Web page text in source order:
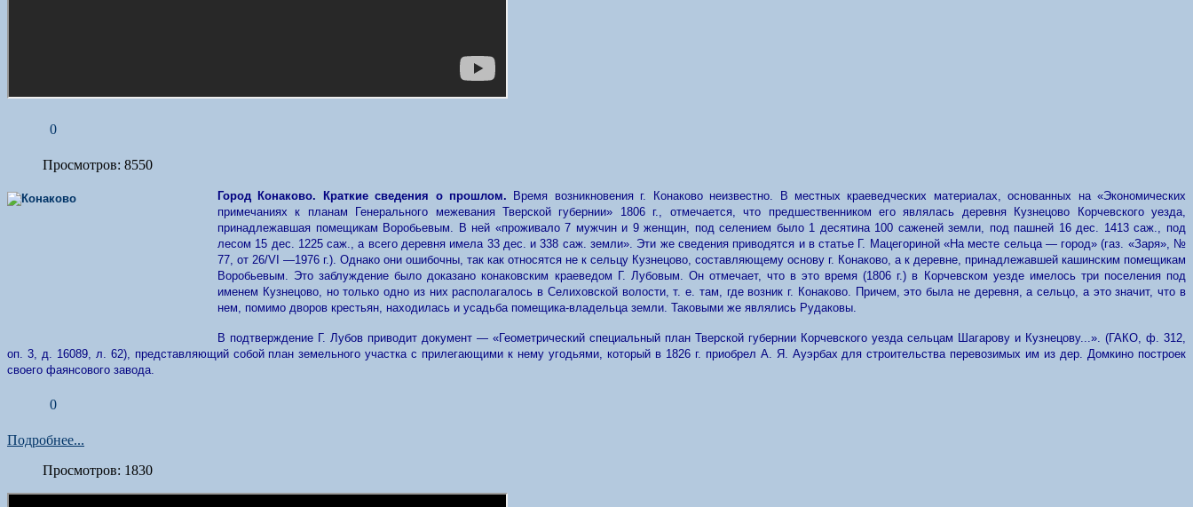
0
Просмотров: 8550
Город Конаково. Краткие сведения о прошлом. Время возникновения г. Конаково неизвестно. В местных краеведческих материалах, основанных на «Экономических
примечаниях к планам Генерального межевания Тверской губернии» 1806 г., отмечается, что предшественником его являлась деревня Кузнецово Корчевского уезда,
принадлежавшая помещикам Воробьевым. В ней «проживало 7 мужчин и 9 женщин, под селением было 1 десятина 100 саженей земли, под пашней 16 дес. 1413 саж., под
лесом 15 дес. 1225 саж., а всего деревня имела 33 дес. и 338 саж. земли». Эти же сведения приводятся и в статье Г. Мацегориной «На месте сельца — город» (газ. «Заря», №
77, от 26/VI —1976 г.). Однако они ошибочны, так как относятся не к сельцу Кузнецово, составляющему основу г. Конаково, а к деревне, принадлежавшей кашинским помещикам
Воробьевым. Это заблуждение было доказано конаковским краеведом Г. Лубовым. Он отмечает, что в это время (1806 г.) в Корчевском уезде имелось три поселения под
именем Кузнецово, но только одно из них располагалось в Селиховской волости, т. е. там, где возник г. Конаково. Причем, это была не деревня, а сельцо, а это значит, что в
нем, помимо дворов крестьян, находилась и усадьба помещика-владельца земли. Таковыми же являлись Рудаковы.
В подтверждение Г. Лубов приводит документ — «Геометрический специальный план Тверской губернии Корчевского уезда сельцам Шагарову и Кузнецову...». (ГАКО, ф. 312,
оп. 3, д. 16089, л. 62), представляющий собой план земельного участка с прилегающими к нему угодьями, который в 1826 г. приобрел А. Я. Ауэрбах для строительства перевозимых им из дер. Домкино построек
своего фаянсового завода.
0
Подробнее...
Просмотров: 1830